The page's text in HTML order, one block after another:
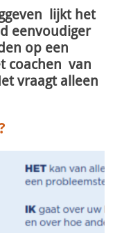
lijkt het
eenvoudiger
op een
coachen van
vraagt alleen